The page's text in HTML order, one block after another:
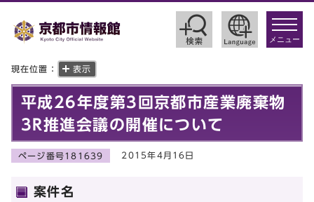
toggle
メニュー
現在位置： 表示
平成26年度第3回京都市産業廃棄物
3R推進会議の開催について
ページ番号181639 2015年4月16日
案件名